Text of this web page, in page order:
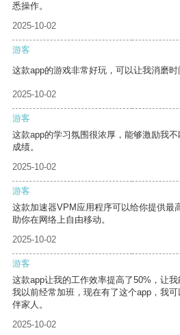
悉操作。
2025-10-02
游客
这款app的游戏非常好玩，可以让我消磨时
2025-10-02
游客
这款app的学习氛围很浓厚，能够激励我
成绩。
2025-10-02
游客
这款加速器VPM应用程序可以给你提供最
助你在网络上自由移动。
2025-10-02
游客
这款app让我的工作效率提高了50%，让我
我以前经常加班，现在有了这个app，我
伴家人。
2025-10-02